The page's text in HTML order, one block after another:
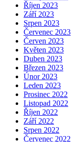
Říjen 2023
Září 2023
Srpen 2023
Červenec 2023
Červen 2023
Květen 2023
Duben 2023
Březen 2023
Únor 2023
Leden 2023
Prosinec 2022
Listopad 2022
Říjen 2022
Září 2022
Srpen 2022
Červenec 2022